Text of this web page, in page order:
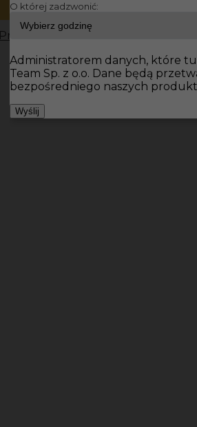
Prace wykończeniowe Niemcy
O której zadzwonić:
Administratorem danych, które
Team Sp. z o.o. Dane będą
bezpośredniego naszych
Wyślij